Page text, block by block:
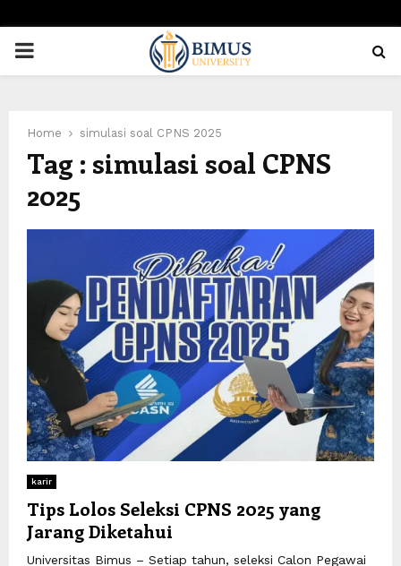
PRIMARY
Home simulasi soal CPNS 2025
Tag : simulasi soal CPNS
2025
karir
Tips Lolos Seleksi CPNS 2025 yang
Jarang Diketahui
Universitas Bimus – Setiap tahun, seleksi Calon Pegawai